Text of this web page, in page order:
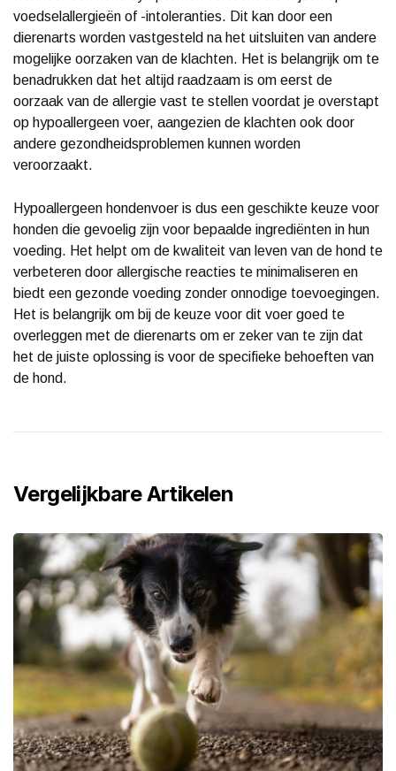
voedselallergieën of -intoleranties. Dit kan door een
dierenarts worden vastgesteld na het uitsluiten van andere
mogelijke oorzaken van de klachten. Het is belangrijk om te
benadrukken dat het altijd raadzaam is om eerst de
oorzaak van de allergie vast te stellen voordat je overstapt
op hypoallergeen voer, aangezien de klachten ook door
andere gezondheidsproblemen kunnen worden
veroorzaakt.
Hypoallergeen hondenvoer is dus een geschikte keuze voor
honden die gevoelig zijn voor bepaalde ingrediënten in hun
voeding. Het helpt om de kwaliteit van leven van de hond te
verbeteren door allergische reacties te minimaliseren en
biedt een gezonde voeding zonder onnodige toevoegingen.
Het is belangrijk om bij de keuze voor dit voer goed te
overleggen met de dierenarts om er zeker van te zijn dat
het de juiste oplossing is voor de specifieke behoeften van
de hond.
Vergelijkbare Artikelen